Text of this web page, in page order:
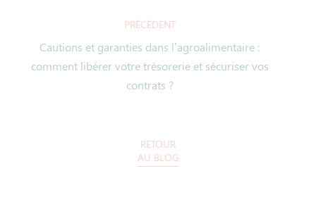
PRÉCÉDENT
Cautions et garanties dans l’agroalimentaire :
comment libérer votre trésorerie et sécuriser vos
contrats ?
RETOUR
AU BLOG